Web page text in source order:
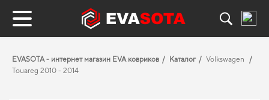
EVASOTA - интернет магазин EVA ковриков Каталог
Volkswagen
Touareg 2010 - 2014